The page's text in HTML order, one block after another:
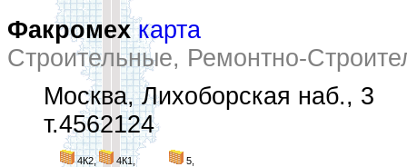
Факромех карта
Строительные, Ремонтно-
Москва, Лихоборская наб., 3
т.4562124
4К2, 4К1, 5,